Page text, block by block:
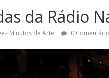
da Rádio
Minutos de Arte 0